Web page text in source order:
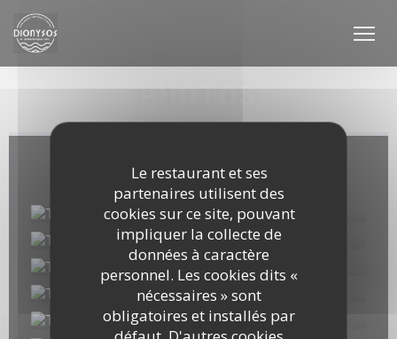
Personnalisation de vos choix en matière de cookies
Le restaurant et ses
partenaires utilisent des
cookies sur ce site, pouvant
impliquer la collecte de
données à caractère
personnel. Les cookies dits «
nécessaires » sont
obligatoires et installés par
PHOTOS
Album magasin